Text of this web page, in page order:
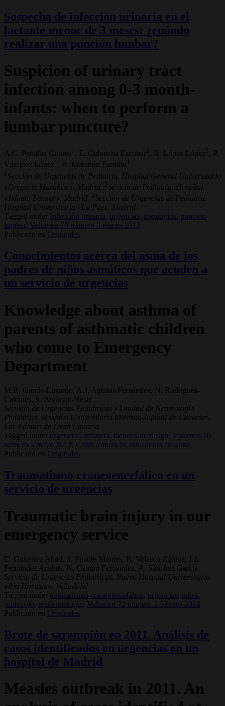
Sospecha de infección urinaria en el
lactante menor de 3 meses: ¿cuándo
realizar una punción lumbar?
Suspicion of urinary tract
infection among 0-3 month-
infants: when to perform a
lumbar puncture?
A.C. Peñalba Citores 1 , E. Cidoncha Escobar , R. López López 3
, P.
Vázquez López 1 , R. Marañón Pardillo 1
1 Sección de Urgencias de Pediatría. Hospital General Universitario
«Gregorio Marañón». Madrid.
2 Sevicio de Pediatría. Hospital
«Infanta Leonor». Madrid.
3 Sección de Urgencias de Pediatría.
Hospital Universitario «La Paz». Madrid
Tagged under
Infección urinaria, urgencias, meningitis, punción
lumbar,
Volumen 70 número 3 marzo 2012
Publicado en
Originales
Conocimientos acerca del asma de los
padres de niños asmáticos que acuden a
un servicio de urgencias
Knowledge about asthma of
parents of asthmatic children
who come to Emergency
Department
M.R. García-Luzardo, A.J. Aguilar-Fernández, N. Rodríguez-
Calcines, S. Pavlovic-Nesic
Servicio de Urgencias Pediátricas y Unidad de Neumología
Pediátrica. Hospital Universitario Materno-Infantil de Canarias.
Las Palmas de Gran Canaria
Tagged under
urgencias, infancia, factores de riesgo,
Volumen 70
número 5 mayo 2012,
Crisis asmáticas, educación en asma
Publicado en
Originales
Traumatismo craneoencefálico en un
servicio de urgencias
Traumatic brain injury in our
emergency service
C. Gutiérrez Abad, S. Puente Montes, R. Velasco Zúñiga, J.L.
Fernández Arribas, N. Campo Fernández, A. Sánchez García
Servicio de Urgencias Pediátricas. Nuevo Hospital Universitario
«Río Hortega». Valladolid
Tagged under
traumatismo craneoencefálico, urgencias,
niños,
protocolo, epidemiología,
Volumen 72 número 2 febrero 2014
Publicado en
Originales
Brote de sarampión en 2011. Análisis de
casos identificados en urgencias en un
hospital de Madrid
Measles outbreak in 2011. An